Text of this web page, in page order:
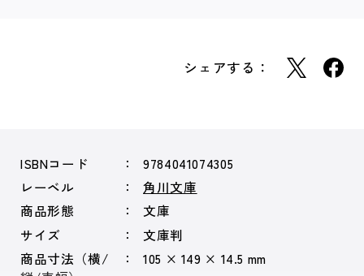
シェアする：
ISBNコード
9784041074305
レーベル
角川文庫
商品形態
文庫
サイズ
文庫判
商品寸法（横/
105 × 149 × 14.5 mm